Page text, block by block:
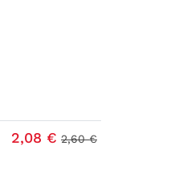
2,08 € 2,60 €